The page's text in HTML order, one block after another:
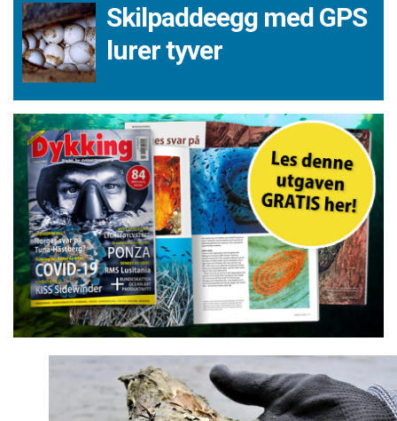
Skilpaddeegg med GPS
lurer tyver